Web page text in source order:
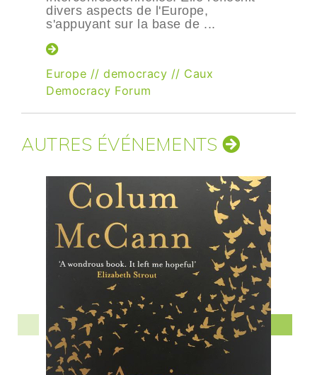
divers aspects de l'Europe,
s'appuyant sur la base de ...
Europe //democracy // Caux
Democracy Forum
AUTRES ÉVÉNEMENTS